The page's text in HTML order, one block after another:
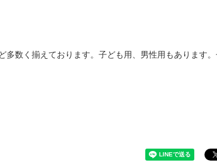
数く揃えております。子ども用、男性用もあります。